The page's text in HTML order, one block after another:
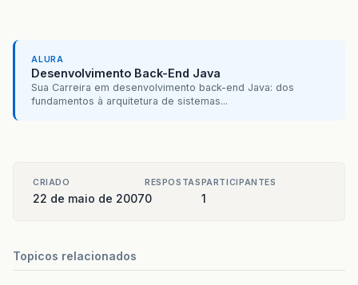
e . printStackTrace();
Error
}
ALURA
Desenvolvimento Back-End Java
Sua Carreira em desenvolvimento back-end Java: dos
fundamentos à arquitetura de sistemas...
CRIADO
22 de maio de 2007
RESPOSTAS
0
PARTICIPANTES
1
Topicos relacionados